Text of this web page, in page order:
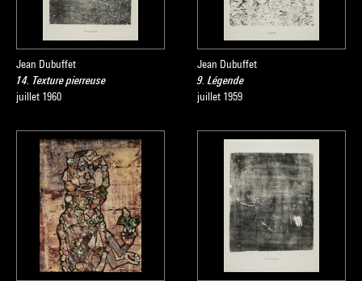
Jean Dubuffet
14. Texture pierreuse
juillet 1960
Jean Dubuffet
9. Légende
juillet 1959